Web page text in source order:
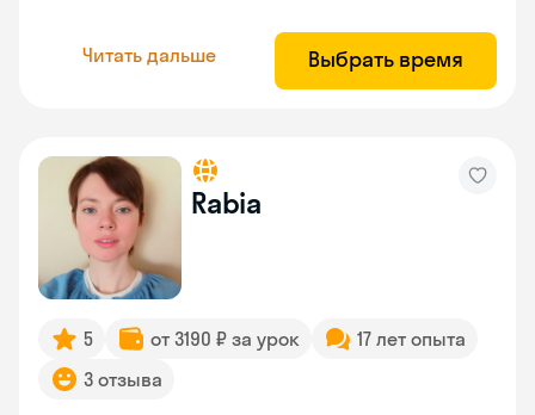
Читать дальше Выбрать время
Rabia
5 от 3190 ₽ за урок
17 лет опыта
3 отзыва